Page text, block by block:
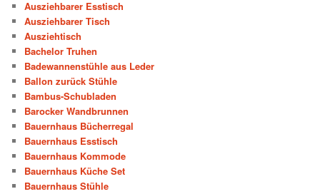
Ausziehbarer Esstisch
Ausziehbarer Tisch
Ausziehtisch
Bachelor Truhen
Badewannenstühle aus Leder
Ballon zurück Stühle
Bambus-Schubladen
Barocker Wandbrunnen
Bauernhaus Bücherregal
Bauernhaus Esstisch
Bauernhaus Kommode
Bauernhaus Küche Set
Bauernhaus Stühle